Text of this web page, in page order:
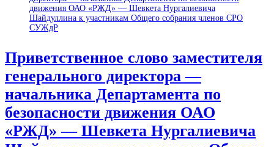
Приветственное слово заместителя
генерального директора —
начальника Департамента по
безопасности движения ОАО
«РЖД» — Шевкета Нургалиевича